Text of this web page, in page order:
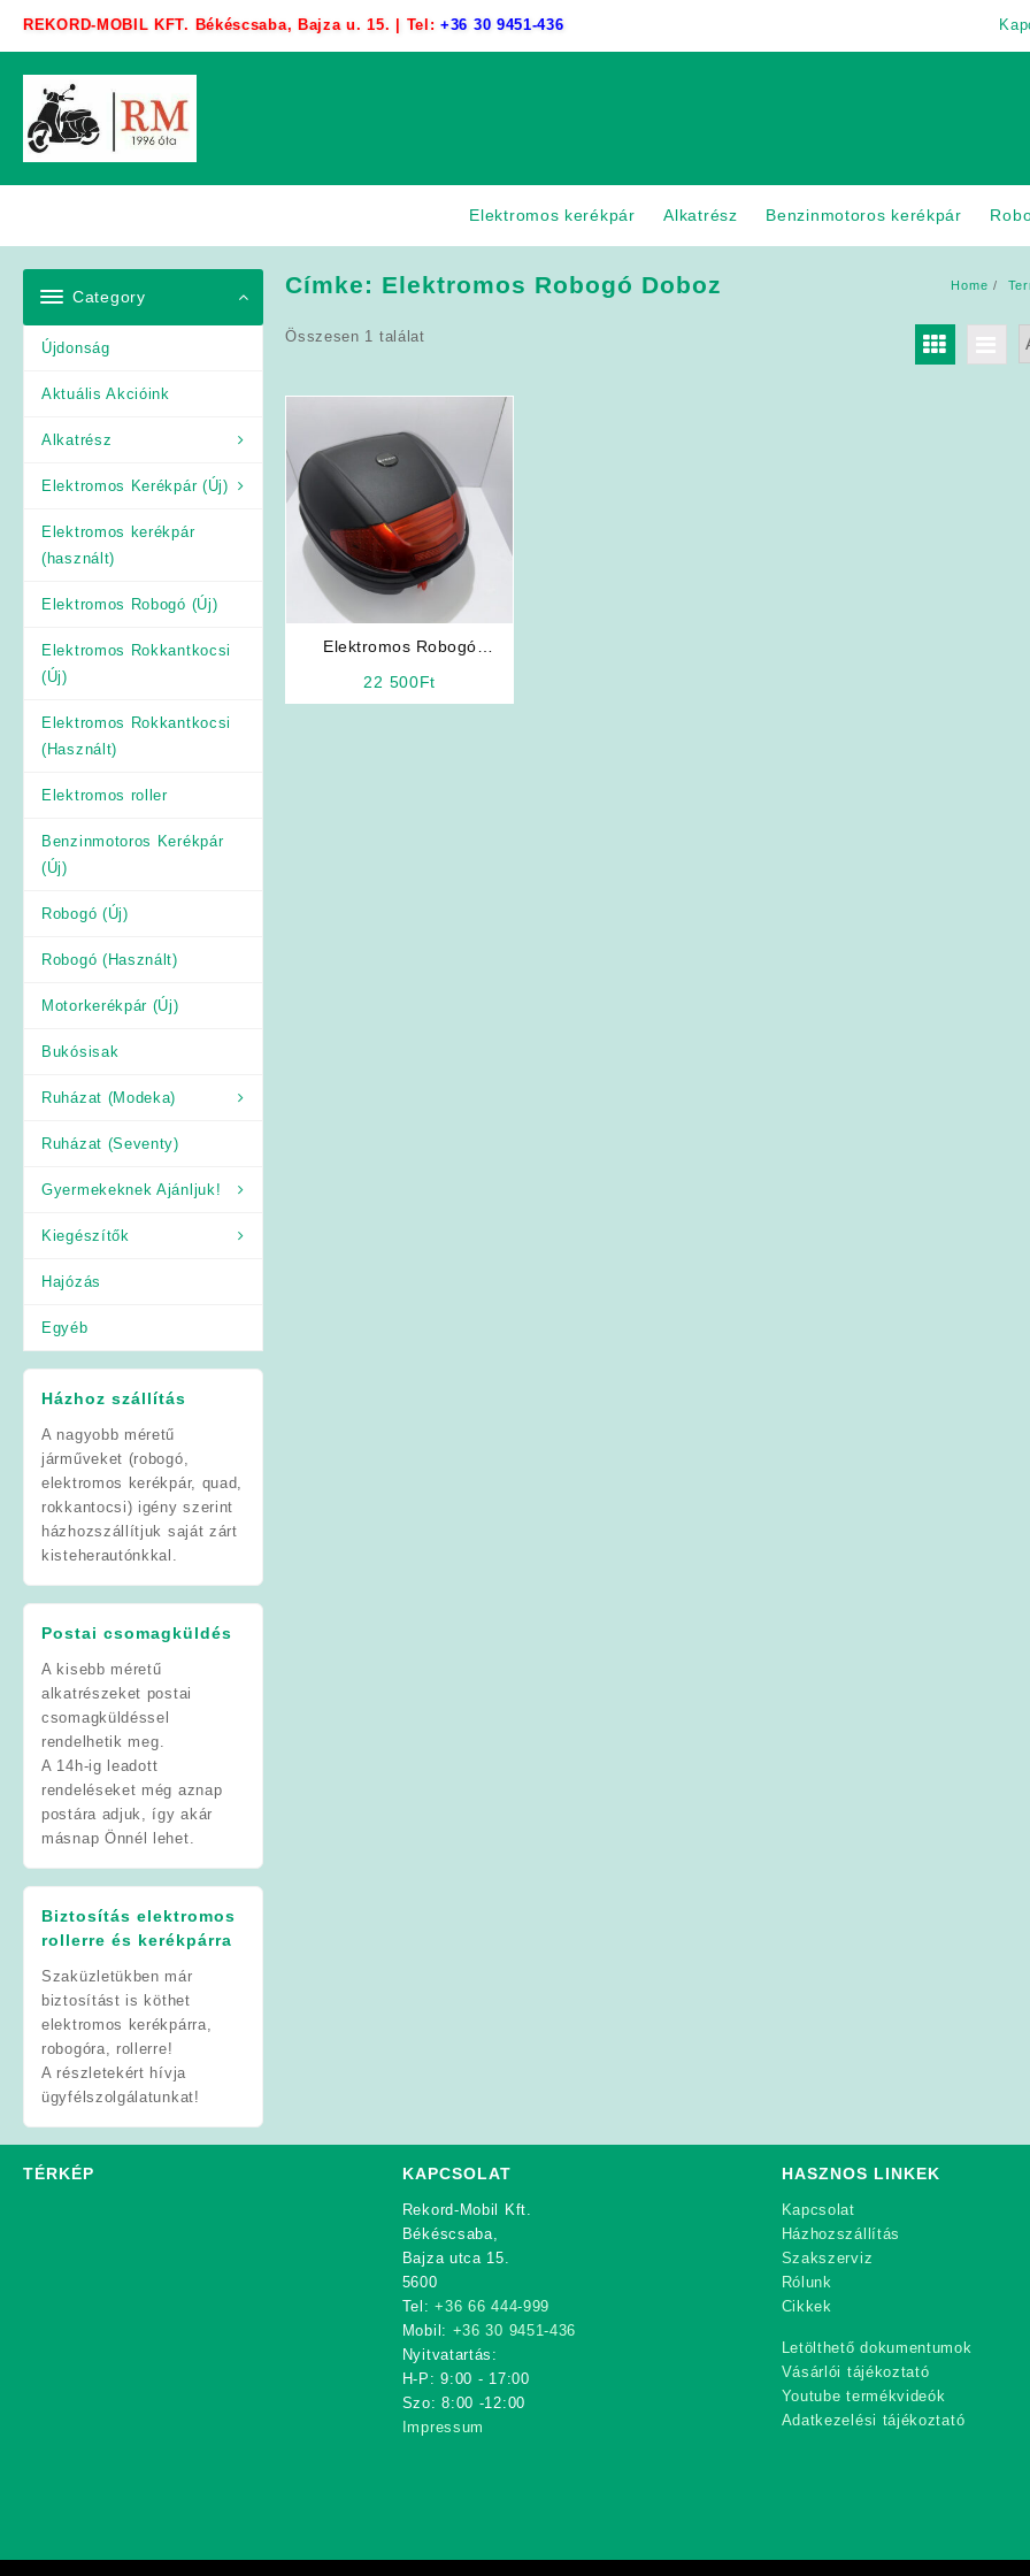
REKORD-MOBIL KFT. Békéscsaba, Bajza u. 15. | Tel:+36 30 9451-436
Elektromos kerékpár Alkatrész Benzinmotoros kerékpár
Category
Újdonság
Aktuális Akcióink
Alkatrész
Elektromos Kerékpár (Új)
Elektromos kerékpár
(használt)
Elektromos Robogó (Új)
Elektromos Rokkantkocsi
(Új)
Elektromos Rokkantkocsi
(Használt)
Elektromos roller
Benzinmotoros Kerékpár
(Új)
Robogó (Új)
Robogó (Használt)
Motorkerékpár (Új)
Bukósisak
Ruházat (Modeka)
Ruházat (Seventy)
Gyermekeknek Ajánljuk!
Kiegészítők
Hajózás
Egyéb
Házhoz szállítás
A nagyobb méretű
járműveket (robogó,
elektromos kerékpár, quad,
rokkantocsi) igény szerint
házhozszállítjuk saját zárt
kisteherautónkkal.
Postai csomagküldés
A kisebb méretű
alkatrészeket postai
csomagküldéssel
rendelhetik meg.
A 14h-ig leadott
rendeléseket még aznap
postára adjuk, így akár
másnap Önnél lehet.
Biztosítás elektromos
rollerre és kerékpárra
Szaküzletükben már
biztosítást is köthet
elektromos kerékpárra,
robogóra, rollerre!
A részletekért hívja
ügyfélszolgálatunkat!
Címke: Elektromos Robogó Doboz Home
Összesen 1 találat
Elektromos Robogó
22 500Ft
TÉRKÉP KAPCSOLAT
Rekord-Mobil Kft.
Békéscsaba,
Bajza utca 15.
5600
Tel:+36 66 444-999
Mobil: +36 30 9451-436
Nyitvatartás:
H-P: 9:00 - 17:00
Szo: 8:00 -12:00
Impressum
HASZNOS LINKEK
Kapcsolat
Házhozszállítás
Szakszerviz
Rólunk
Cikkek
Letölthető dokumentumok
Vásárlói tájékoztató
Youtube termékvideók
Adatkezelési tájékoztató